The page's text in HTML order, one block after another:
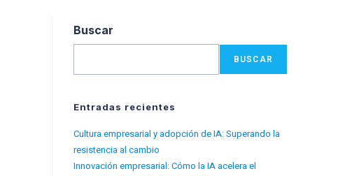
Buscar
BUSCAR
Entradas recientes
Cultura empresarial y adopción de IA: Superando la
resistencia al cambio
Innovación empresarial: Cómo la IA acelera el